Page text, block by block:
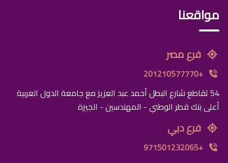
مواقعنا
فرع مصر
+201210577770
54 تقاطع شارع البطل أحمد عبد العزيز مع جامعة الدول العربية
أعلى بنك قطر الوطني - المهندسين - الجيزة
فرع دبي
+971501232065